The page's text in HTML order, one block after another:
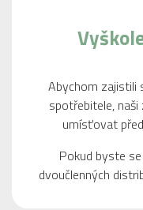
Abychom zajistili
spotřebitele,
umísťovat
Pokud byste
dvoučlenných